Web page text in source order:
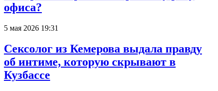
офиса?
5 мая 2026 19:31
Сексолог из Кемерова выдала правду
об интиме, которую скрывают в
Кузбассе